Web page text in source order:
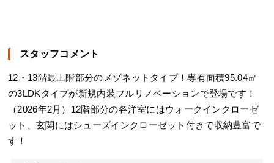
スタッフコメント
12・13階最上階部分のメゾネットタイプ！専有面積95.04㎡
の3LDKタイプが新規内装フルリノベーションで登場です！
（2026年2月）12階部分の各洋室にはウォークインクローゼ
ット、玄関にはシューズインクローゼット付きで収納豊富で
す！